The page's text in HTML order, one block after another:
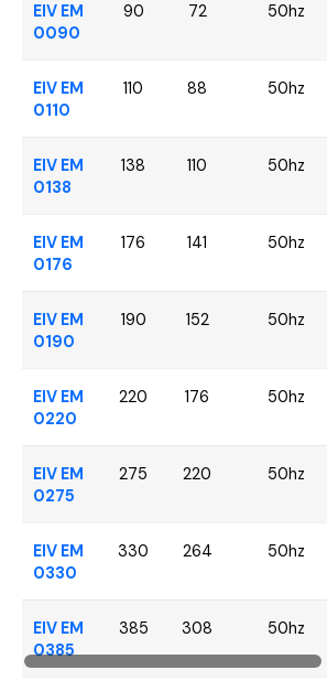
EIV EM
0090
90 72 50hz
EIV EM
0110
110 88 50hz
EIV EM
0138
138 110 50hz
EIV EM
0176
176 141 50hz
EIV EM
0190
190 152 50hz
EIV EM
0220
220 176 50hz
EIV EM
0275
275 220 50hz
EIV EM
0330
330 264 50hz
EIV EM
0385
385 308 50hz